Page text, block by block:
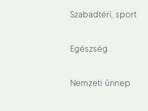
Szabadtéri, sport
Egészség
Nemzeti ünnep